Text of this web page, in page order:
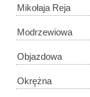
Mikołaja Reja
Modrzewiowa
Objazdowa
Okrężna